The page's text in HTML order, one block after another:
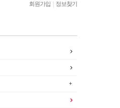
회원가입 정보찾기